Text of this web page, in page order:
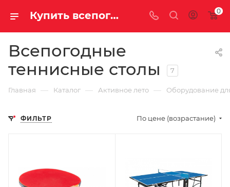
Купить всепогодный теннисный стол в Саратове и Энгельсе 0
Всепогодные
теннисные столы
7
Главная — Каталог — Активное лето — Оборудование
ФИЛЬТР По цене (возрастание)